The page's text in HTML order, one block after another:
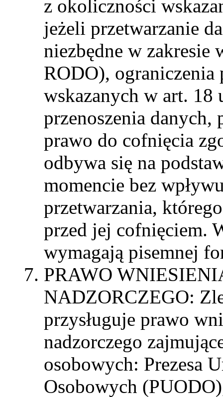
z okoliczności
jeżeli przetwarzanie
niezbędne w zakresie
RODO), ograniczenia
wskazanych w art. 18
przenoszenia danych,
prawo do cofnięcia
odbywa się na
momencie bez
przetwarzania,
przed jej cofnięciem.
wymagają pisemnej
PRAWO
NADZORCZEGO:
przysługuje prawo
nadzorczego
osobowych: Prezesa
Osobowych